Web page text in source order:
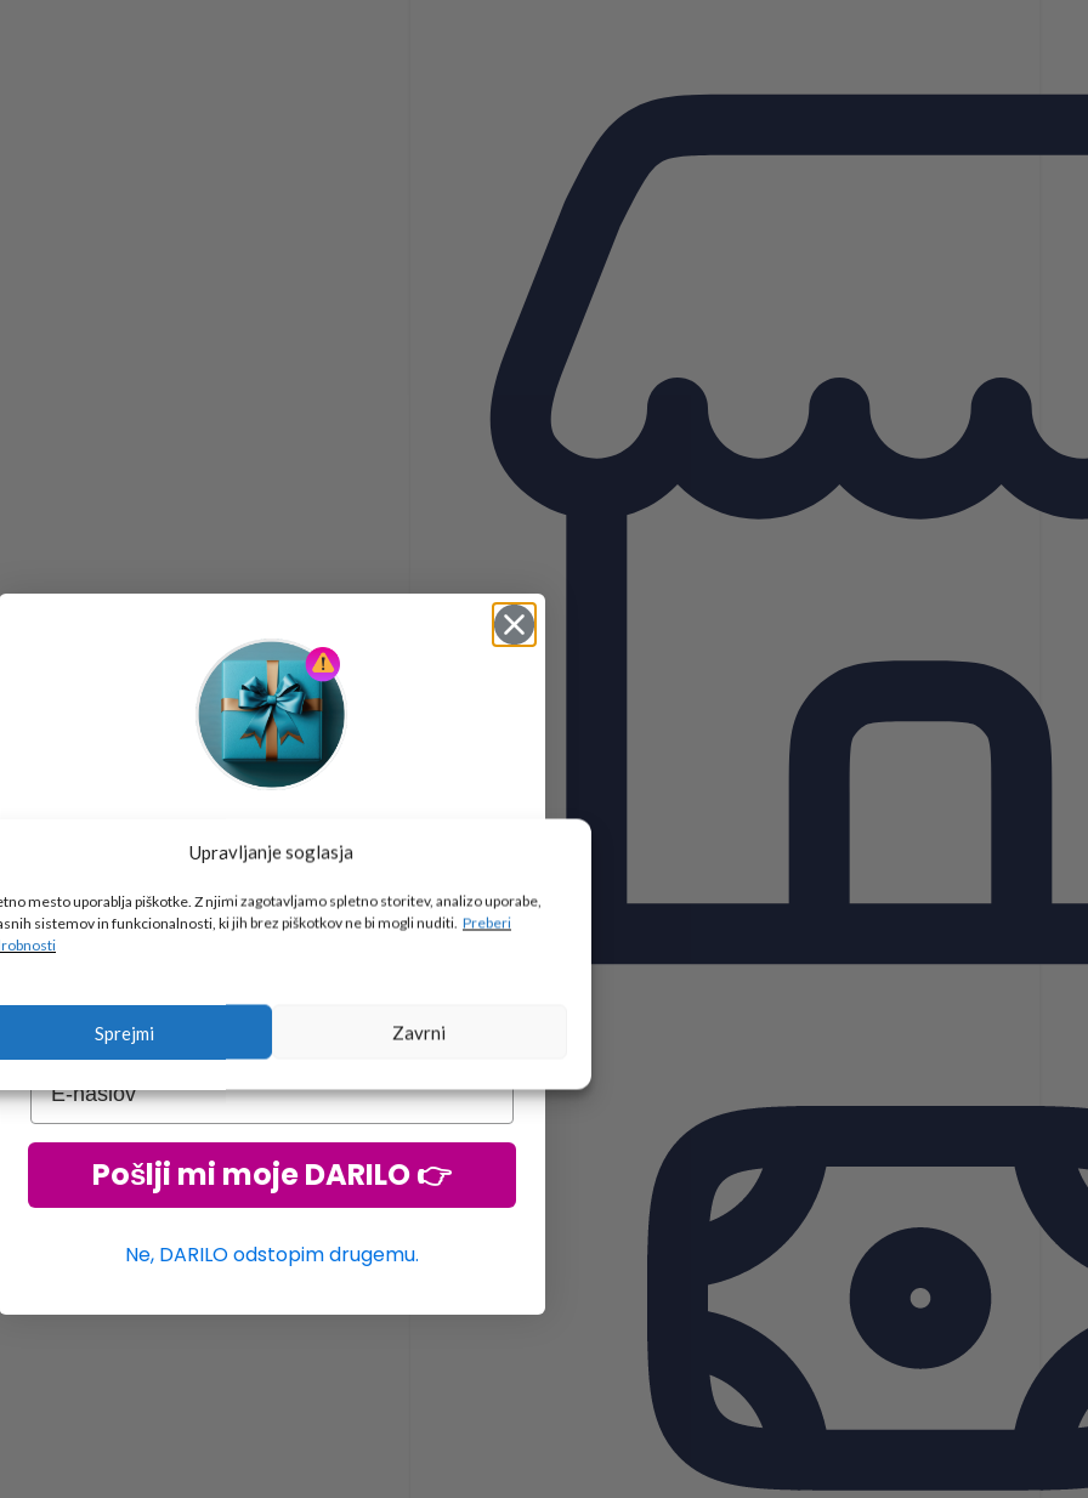
Upravljanje soglasja
mesto uporablja piškotke. Z njimi zagotavljamo spletno storitev, analizo uporabe,
sistemov in funkcionalnosti, ki jih brez piškotkov ne bi mogli nuditi. Preberi
Sprejmi Zavrni
🎁 DARILO
Vpiši podatke za prejem darilain se pridruži
Pošlji mi moje DARILO 👉
Ne, DARILO odstopim drugemu.